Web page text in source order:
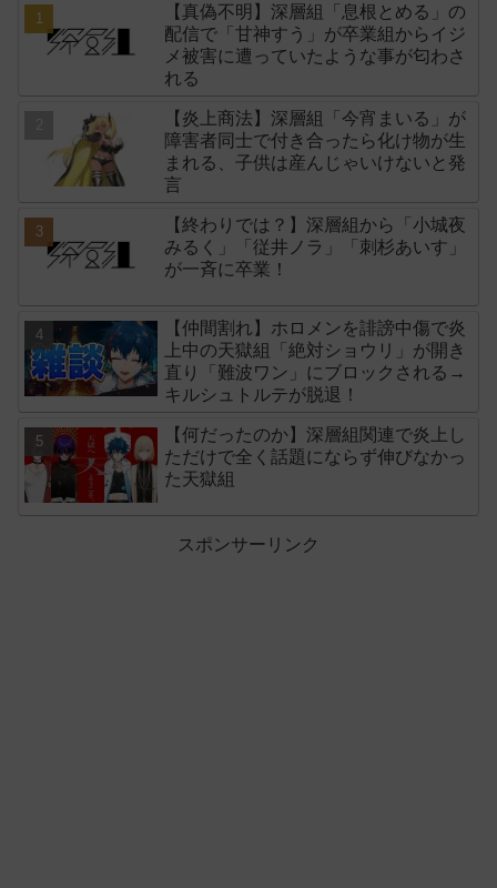
【真偽不明】深層組「息根とめる」の
配信で「甘神すう」が卒業組からイジ
メ被害に遭っていたような事が匂わさ
れる
【炎上商法】深層組「今宵まいる」が
障害者同士で付き合ったら化け物が生
まれる、子供は産んじゃいけないと発
言
【終わりでは？】深層組から「小城夜
みるく」「従井ノラ」「刺杉あいす」
が一斉に卒業！
【仲間割れ】ホロメンを誹謗中傷で炎
上中の天獄組「絶対ショウリ」が開き
直り「難波ワン」にブロックされる→
キルシュトルテが脱退！
【何だったのか】深層組関連で炎上し
ただけで全く話題にならず伸びなかっ
た天獄組
スポンサーリンク